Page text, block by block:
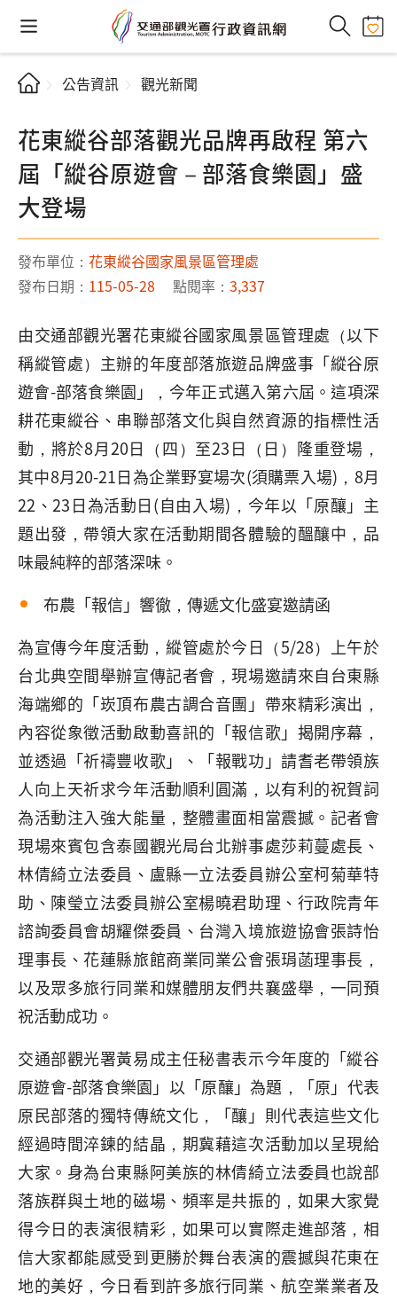
公告資訊 觀光新聞
花東縱谷部落觀光品牌再啟程 第六
屆「縱谷原遊會－部落食樂園」盛
大登場
發布單位： 花東縱谷國家風景區管理處
發布日期： 115-05-28 點閱率： 3,337
由交通部觀光署花東縱谷國家風景區管理處（以下
稱縱管處）主辦的年度部落旅遊品牌盛事「縱谷原
遊會-部落食樂園」，今年正式邁入第六屆。這項深
耕花東縱谷、串聯部落文化與自然資源的指標性活
動，將於8月20日（四）至23日（日）隆重登場，
其中8月20-21日為企業野宴場次(須購票入場)，8月
22、23日為活動日(自由入場)，今年以「原釀」主
題出發，帶領大家在活動期間各體驗的醞釀中，品
味最純粹的部落深味。
布農「報信」響徹，傳遞文化盛宴邀請函
為宣傳今年度活動，縱管處於今日（5/28）上午於
台北典空間舉辦宣傳記者會，現場邀請來自台東縣
海端鄉的「崁頂布農古調合音團」帶來精彩演出，
內容從象徵活動啟動喜訊的「報信歌」揭開序幕，
並透過「祈禱豐收歌」、「報戰功」請耆老帶領族
人向上天祈求今年活動順利圓滿，以有利的祝賀詞
為活動注入強大能量，整體畫面相當震撼。記者會
現場來賓包含泰國觀光局台北辦事處莎莉蔓處長、
林倩綺立法委員、盧縣一立法委員辦公室柯菊華特
助、陳瑩立法委員辦公室楊曉君助理、行政院青年
諮詢委員會胡耀傑委員、台灣入境旅遊協會張詩怡
理事長、花蓮縣旅館商業同業公會張琄菡理事長，
以及眾多旅行同業和媒體朋友們共襄盛舉，一同預
祝活動成功。
交通部觀光署黃易成主任秘書表示今年度的「縱谷
原遊會-部落食樂園」以「原釀」為題，「原」代表
原民部落的獨特傳統文化，「釀」則代表這些文化
經過時間淬鍊的結晶，期冀藉這次活動加以呈現給
大家。身為台東縣阿美族的林倩綺立法委員也說部
落族群與土地的磁場、頻率是共振的，如果大家覺
得今日的表演很精彩，如果可以實際走進部落，相
信大家都能感受到更勝於舞台表演的震撼與花東在
地的美好，今日看到許多旅行同業、航空業業者及